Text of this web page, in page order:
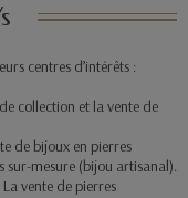
centres d’intérêts :
collection et la vente de
de bijoux en pierres
sur-mesure (bijou artisanal).
La vente de pierres